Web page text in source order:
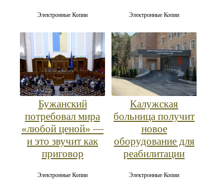
Электронные Копии Электронные Копии
Бужанский
потребовал мира
«любой ценой» —
и это звучит как
приговор
Электронные Копии
Калужская
больница получит
новое
оборудование для
реабилитации
Электронные Копии